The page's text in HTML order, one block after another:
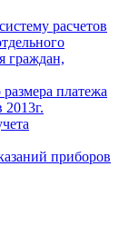
расчетов
граждан,
платежа
2013г.
приборов